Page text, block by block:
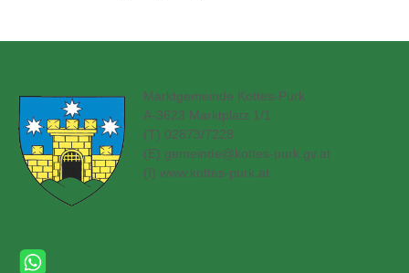
Marktgemeinde Kottes-Purk
A-3623 Marktplatz 1/1
(T) 02873/7228
(E) gemeinde@kottes-purk.gv.at
(I) www.kottes-purk.at